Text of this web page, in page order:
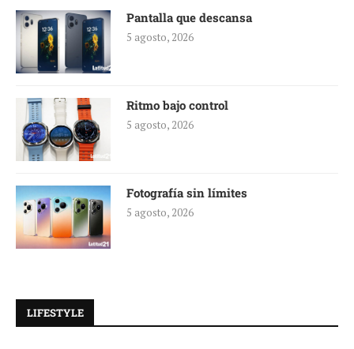
Pantalla que descansa
5 agosto, 2026
Ritmo bajo control
5 agosto, 2026
Fotografía sin límites
5 agosto, 2026
LIFESTYLE